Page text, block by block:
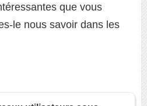
que vous
le nous savoir dans les